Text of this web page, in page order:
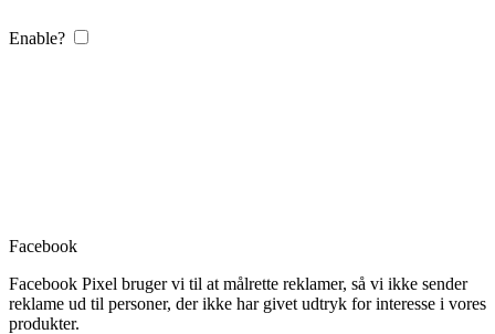
Enable?
Facebook
Facebook Pixel bruger vi til at målrette reklamer, så vi ikke sender
reklame ud til personer, der ikke har givet udtryk for interesse i vores
produkter.